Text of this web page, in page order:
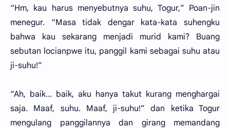
“Hm, kau harus menyebutnya suhu, Togur,” Poan-jin
menegur. “Masa tidak dengar kata-kata suhengku
bahwa kau sekarang menjadi murid kami? Buang
sebutan locianpwe itu, panggil kami sebagai suhu atau
ji-suhu!”
“Ah, baik... baik, aku hanya takut kurang menghargai
saja. Maaf, suhu. Maaf, ji-suhu!” dan ketika Togur
mengulang panggilannya dan girang memandang